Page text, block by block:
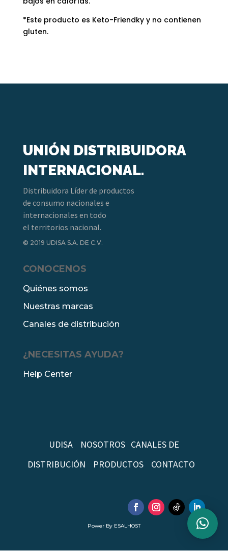
*Este producto es Keto-Friendky y no contienen
gluten.
UNIÓN DISTRIBUIDORA
INTERNACIONAL.
Distribuidora Líder de productos
de consumo nacionales e
internacionales en todo
el territorios nacional.
© 2019 UDISA S.A. DE C.V.
CONOCENOS
Quiénes somos
Nuestras marcas
Canales de distribución
¿NECESITAS AYUDA?
Help Center
UDISA NOSOTROS CANALES DE
DISTRIBUCIÓN
PRODUCTOS CONTACTO
Power By ESALHOST